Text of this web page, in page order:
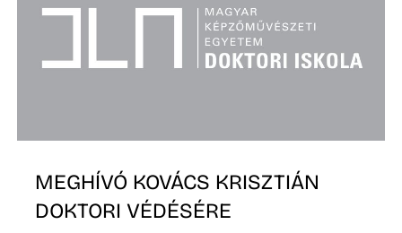
MEGHÍVÓ KOVÁCS KRISZTIÁN
DOKTORI VÉDÉSÉRE